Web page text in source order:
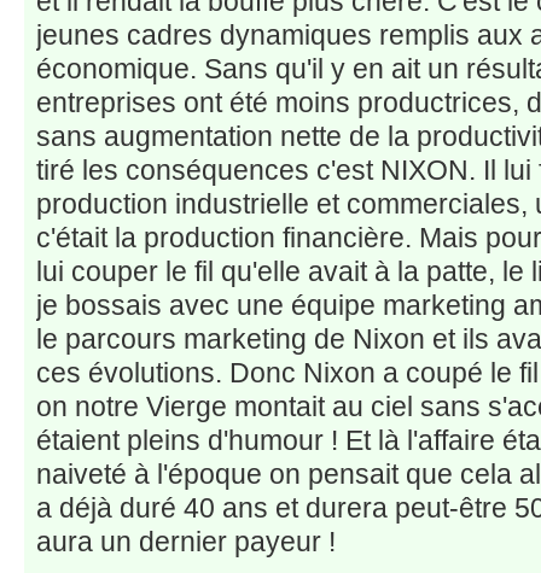
jeunes cadres dynamiques remplis aux
économique. Sans qu'il y en ait un
entreprises ont été moins productrices,
sans augmentation nette de la
tiré les conséquences c'est NIXON. Il lui
production industrielle et
c'était la production financière. Mais
lui couper le fil qu'elle avait à la patte, le
je bossais avec une équipe marketing
le parcours marketing de Nixon et ils
ces évolutions. Donc Nixon a coupé le
on notre Vierge montait au ciel sans
étaient pleins d'humour ! Et là l'affaire
naiveté à l'époque on pensait que cela
a déjà duré 40 ans et durera peut-être
aura un dernier payeur !